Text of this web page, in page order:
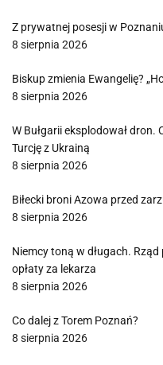
Z prywatnej posesji w
8 sierpnia 2026
Biskup zmienia Ewangelię?
8 sierpnia 2026
W Bułgarii eksplodował dron.
Turcję z Ukrainą
8 sierpnia 2026
Biłecki broni Azowa przed
8 sierpnia 2026
Niemcy toną w długach.
opłaty za lekarza
8 sierpnia 2026
Co dalej z Torem Poznań?
8 sierpnia 2026